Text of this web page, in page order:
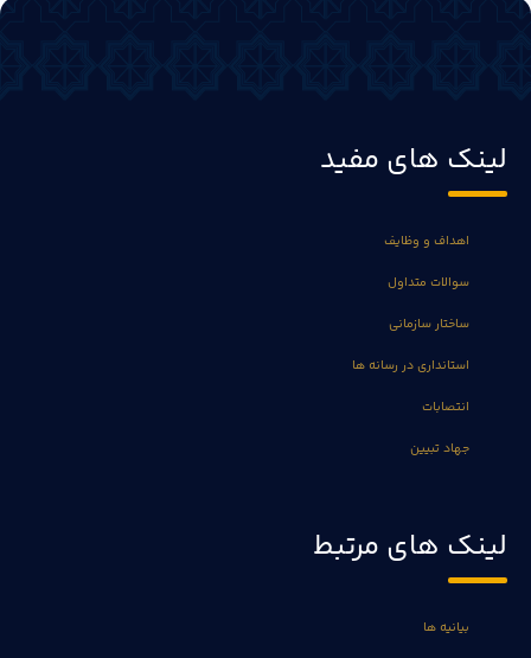
لینک های مفید
اهداف و وظایف
سوالات متداول
ساختار سازمانی
استانداری در رسانه ها
انتصابات
جهاد تبیین
لینک های مرتبط
بیانیه ها